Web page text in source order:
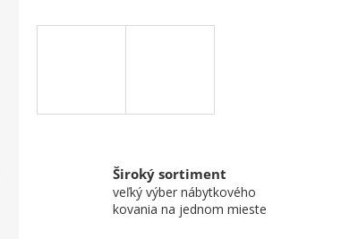
Široký sortiment
veľký výber nábytkového
kovania na jednom mieste